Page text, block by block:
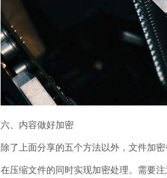
六、内容做好加密
除了上面分享的五个方法以外，文件加
在压缩文件的同时实现加密处理。需要